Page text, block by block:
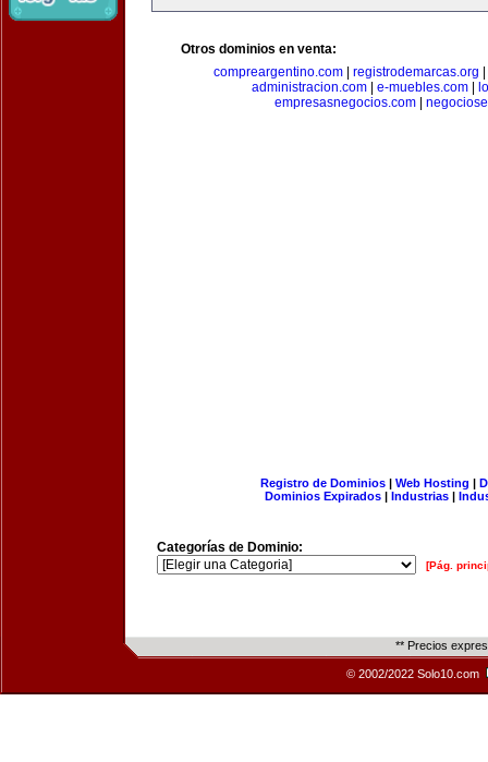
Otros dominios en venta:
compreargentino.com
registrodemarcas.org
administracion.com
e-muebles.com
empresasnegocios.com|
Registro de Dominios| Web Hosting |
Dominios Expirados | Industrias |
Categorías de Dominio:
[Pág.
** Precios
© 2002/2022 Solo10.com